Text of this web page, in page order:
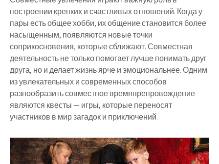
построении крепких и счастливых отношений. Когда у
пары есть общее хобби, их общение становится более
насыщенным, появляются новые точки
соприкосновения, которые сближают. Совместная
деятельность не только помогает лучше понимать друг
друга, но и делает жизнь ярче и эмоциональнее. Одним
из увлекательных и современных способов
разнообразить совместное времяпрепровождение
являются квесты — игры, которые переносят
участников в мир загадок и приключений.